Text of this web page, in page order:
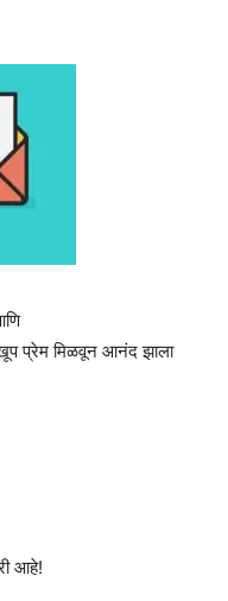
प्रेम मिळवून आनंद झाला
आहे!